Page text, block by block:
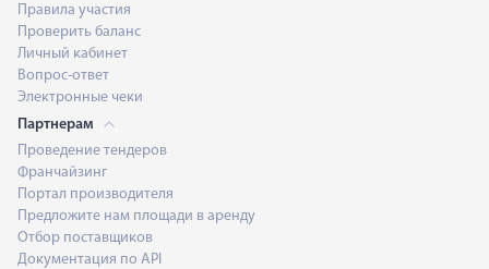
Правила участия
Проверить баланс
Личный кабинет
Вопрос-ответ
Электронные чеки
Партнерам
Проведение тендеров
Франчайзинг
Портал производителя
Предложите нам площади в аренду
Отбор поставщиков
Документация по API